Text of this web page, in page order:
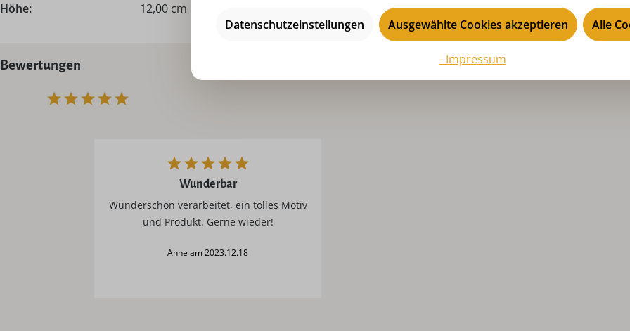
Höhe:
12,00 cm
Bewertungen
Wunderbar
Wunderschön verarbeitet, ein tolles Motiv
und Produkt. Gerne wieder!
Anne am 2023.12.18
Datenschutzeinstellungen Ausgewählte Cookies akzeptieren Alle
- Impressum